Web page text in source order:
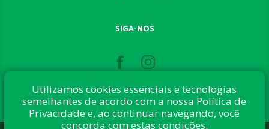
SIGA-NOS
Utilizamos cookies essenciais e tecnologias
semelhantes de acordo com a nossa Política de
Privacidade e, ao continuar navegando, você
concorda com estas condições.